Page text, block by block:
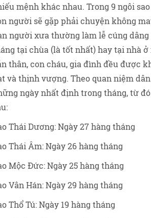
mệnh khác nhau. Trong 9 ngôi
người sẽ gặp phải chuyện không
người xưa thường làm lễ cúng
tại chùa (là tốt nhất) hay tại nhà
thân, con cháu, gia đình đều được
và thịnh vượng. Theo quan niệm
ngày nhất định trong tháng, từ
Thái Dương: Ngày 27 hàng tháng
Thái Âm: Ngày 26 hàng tháng
Mộc Đức: Ngày 25 hàng tháng
Vân Hán: Ngày 29 hàng tháng
Thổ Tú: Ngày 19 hàng tháng